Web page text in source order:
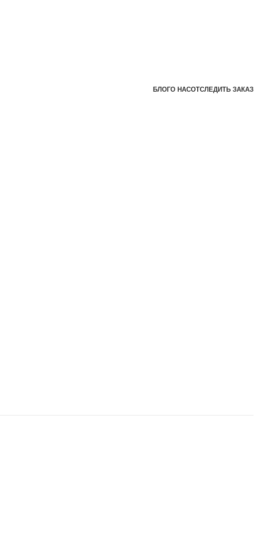
БЛОГО НАСОТСЛЕДИТЬ ЗАКАЗ